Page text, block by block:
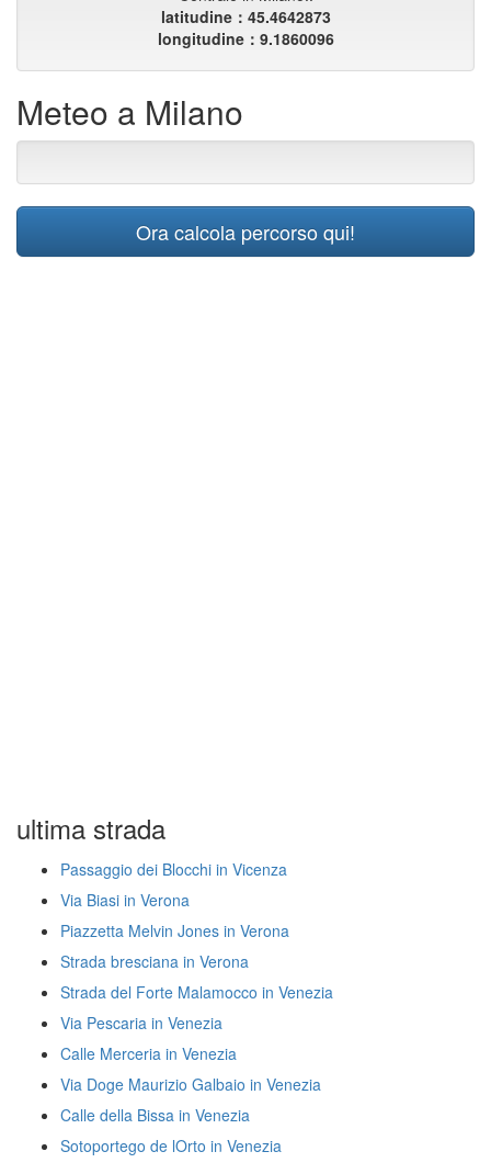
latitudine：45.4642873
longitudine：9.1860096
Meteo a Milano
Ora calcola percorso qui!
ultima strada
Passaggio dei Blocchi in Vicenza
Via Biasi in Verona
Piazzetta Melvin Jones in Verona
Strada bresciana in Verona
Strada del Forte Malamocco in Venezia
Via Pescaria in Venezia
Calle Merceria in Venezia
Via Doge Maurizio Galbaio in Venezia
Calle della Bissa in Venezia
Sotoportego de lOrto in Venezia